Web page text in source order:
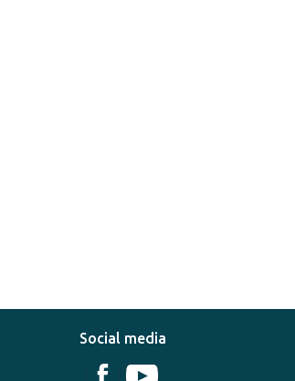
Social media